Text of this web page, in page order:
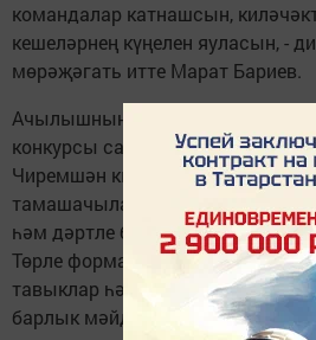
командалар катнашсын,
кешеләрнең күңелен яуласын, -
мөрәҗәгать итте Марат Бариев.
Ачылышның үзенчәлеге булып
конкурсы саналды. Бу
Чиремшән кызы алды, ул
тамашачыларны һава шарыннан
һәм дәртле биюе белән таң
Төрле формадагы һәм
тавыклар һәм әтәчләр
барлык мәйданнарын чолгап